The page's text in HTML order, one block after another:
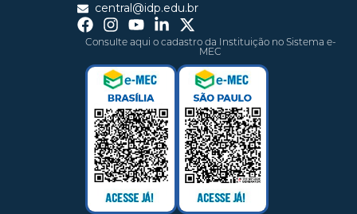
central@idp.edu.br
Consulte aqui o cadastro da Instituição no Sistema e-
MEC